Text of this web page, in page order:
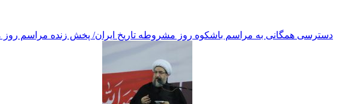
دسترسی همگانی به مراسم باشکوه روز مشروطه تاریخ ایران/ پخش زنده مراسم روز